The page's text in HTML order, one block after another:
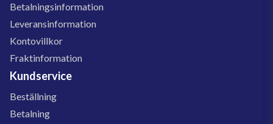
Betalningsinformation
Leveransinformation
Kontovillkor
Fraktinformation
Kundservice
Beställning
Betalning